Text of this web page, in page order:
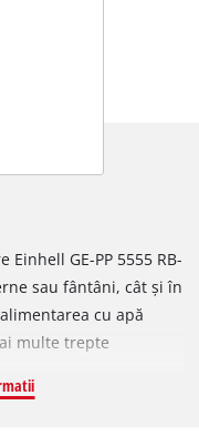
GE-PP 5555 RB-
sau fântâni, cât și în
cu apă
multe trepte
gol pornește pompa